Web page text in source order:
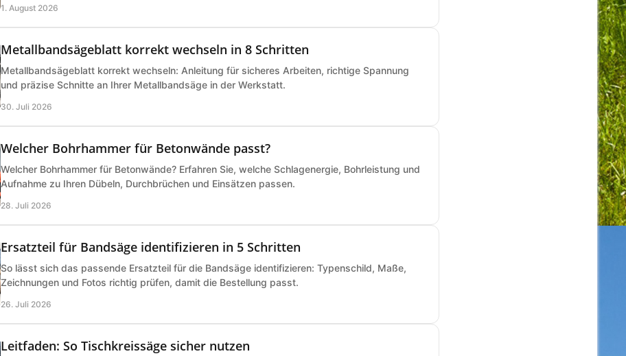
1. August 2026
Metallbandsägeblatt korrekt wechseln in 8 Schritten
Metallbandsägeblatt korrekt wechseln: Anleitung für sicheres Arbeiten, richtige Spannung
und präzise Schnitte an Ihrer Metallbandsäge in der Werkstatt.
30. Juli 2026
Welcher Bohrhammer für Betonwände passt?
Welcher Bohrhammer für Betonwände? Erfahren Sie, welche Schlagenergie, Bohrleistung und
Aufnahme zu Ihren Dübeln, Durchbrüchen und Einsätzen passen.
28. Juli 2026
Ersatzteil für Bandsäge identifizieren in 5 Schritten
So lässt sich das passende Ersatzteil für die Bandsäge identifizieren: Typenschild, Maße,
Zeichnungen und Fotos richtig prüfen, damit die Bestellung passt.
26. Juli 2026
Leitfaden: So Tischkreissäge sicher nutzen